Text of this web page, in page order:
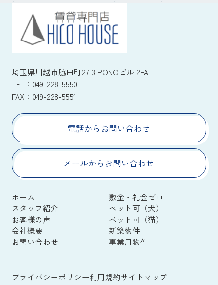
埼玉県川越市脇田町27-3 PONOビル 2FA
TEL： 049-228-5550
FAX： 049-228-5551
電話からお問い合わせ
メールからお問い合わせ
ホーム
敷金・礼金ゼロ
スタッフ紹介
ペット可（犬）
お客様の声
ペット可（猫）
会社概要
新築物件
お問い合わせ
事業用物件
プライバシーポリシー利用規約サイトマップ